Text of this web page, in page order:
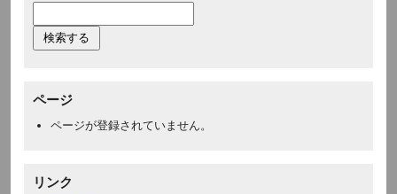
ページ
ページが登録されていません。
リンク